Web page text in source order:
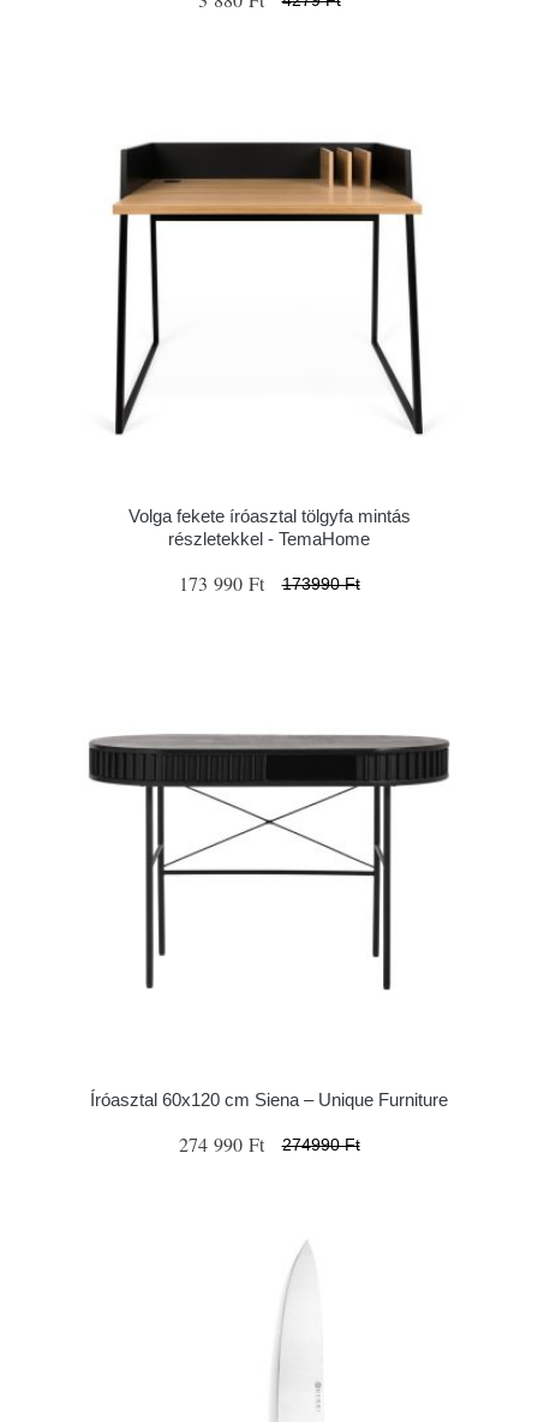
Volga fekete íróasztal tölgyfa mintás
részletekkel - TemaHome
173 990 Ft 173990 Ft
Íróasztal 60x120 cm Siena – Unique Furniture
274 990 Ft 274990 Ft